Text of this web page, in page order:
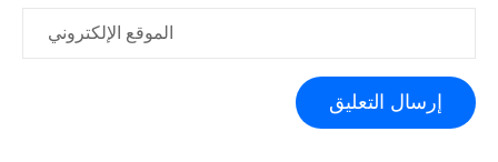
الموقع الإلكتروني